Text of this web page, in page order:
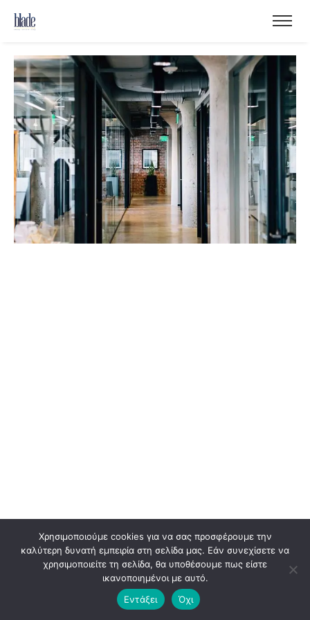
© 2026 BLADEADV. ALL RIGHTS RESERVED. PREMIUM BRANDING & DESIGN
AGENCY.
Χρησιμοποιούμε cookies για να σας προσφέρουμε την
καλύτερη δυνατή εμπειρία στη σελίδα μας. Εάν συνεχίσετε να
χρησιμοποιείτε τη σελίδα, θα υποθέσουμε πως είστε
ικανοποιημένοι με αυτό.
Εντάξει
Όχι